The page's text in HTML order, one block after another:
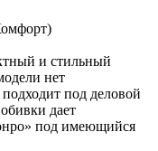
и стильный
нет
под деловой
дает
под имеющийся